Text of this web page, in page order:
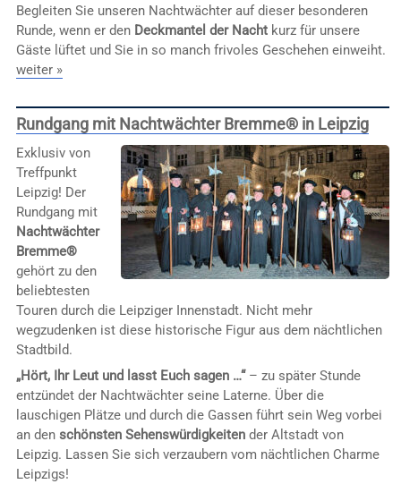
Begleiten Sie unseren Nachtwächter auf dieser besonderen
Runde, wenn er den Deckmantel der Nachtkurz für unsere
Gäste lüftet und Sie in so manch frivoles Geschehen einweiht.
weiter »
Rundgang mit Nachtwächter Bremme® in Leipzig
Exklusiv von
Treffpunkt
Leipzig! Der
Rundgang mit
Nachtwächter
Bremme®
gehört zu den
beliebtesten
Touren durch die Leipziger Innenstadt. Nicht mehr
wegzudenken ist diese historische Figur aus dem nächtlichen
Stadtbild.
„Hört, Ihr Leut und lasst Euch sagen …“– zu später Stunde
entzündet der Nachtwächter seine Laterne. Über die
lauschigen Plätze und durch die Gassen führt sein Weg vorbei
an den schönsten Sehenswürdigkeitender Altstadt von
Leipzig. Lassen Sie sich verzaubern vom nächtlichen Charme
Leipzigs!